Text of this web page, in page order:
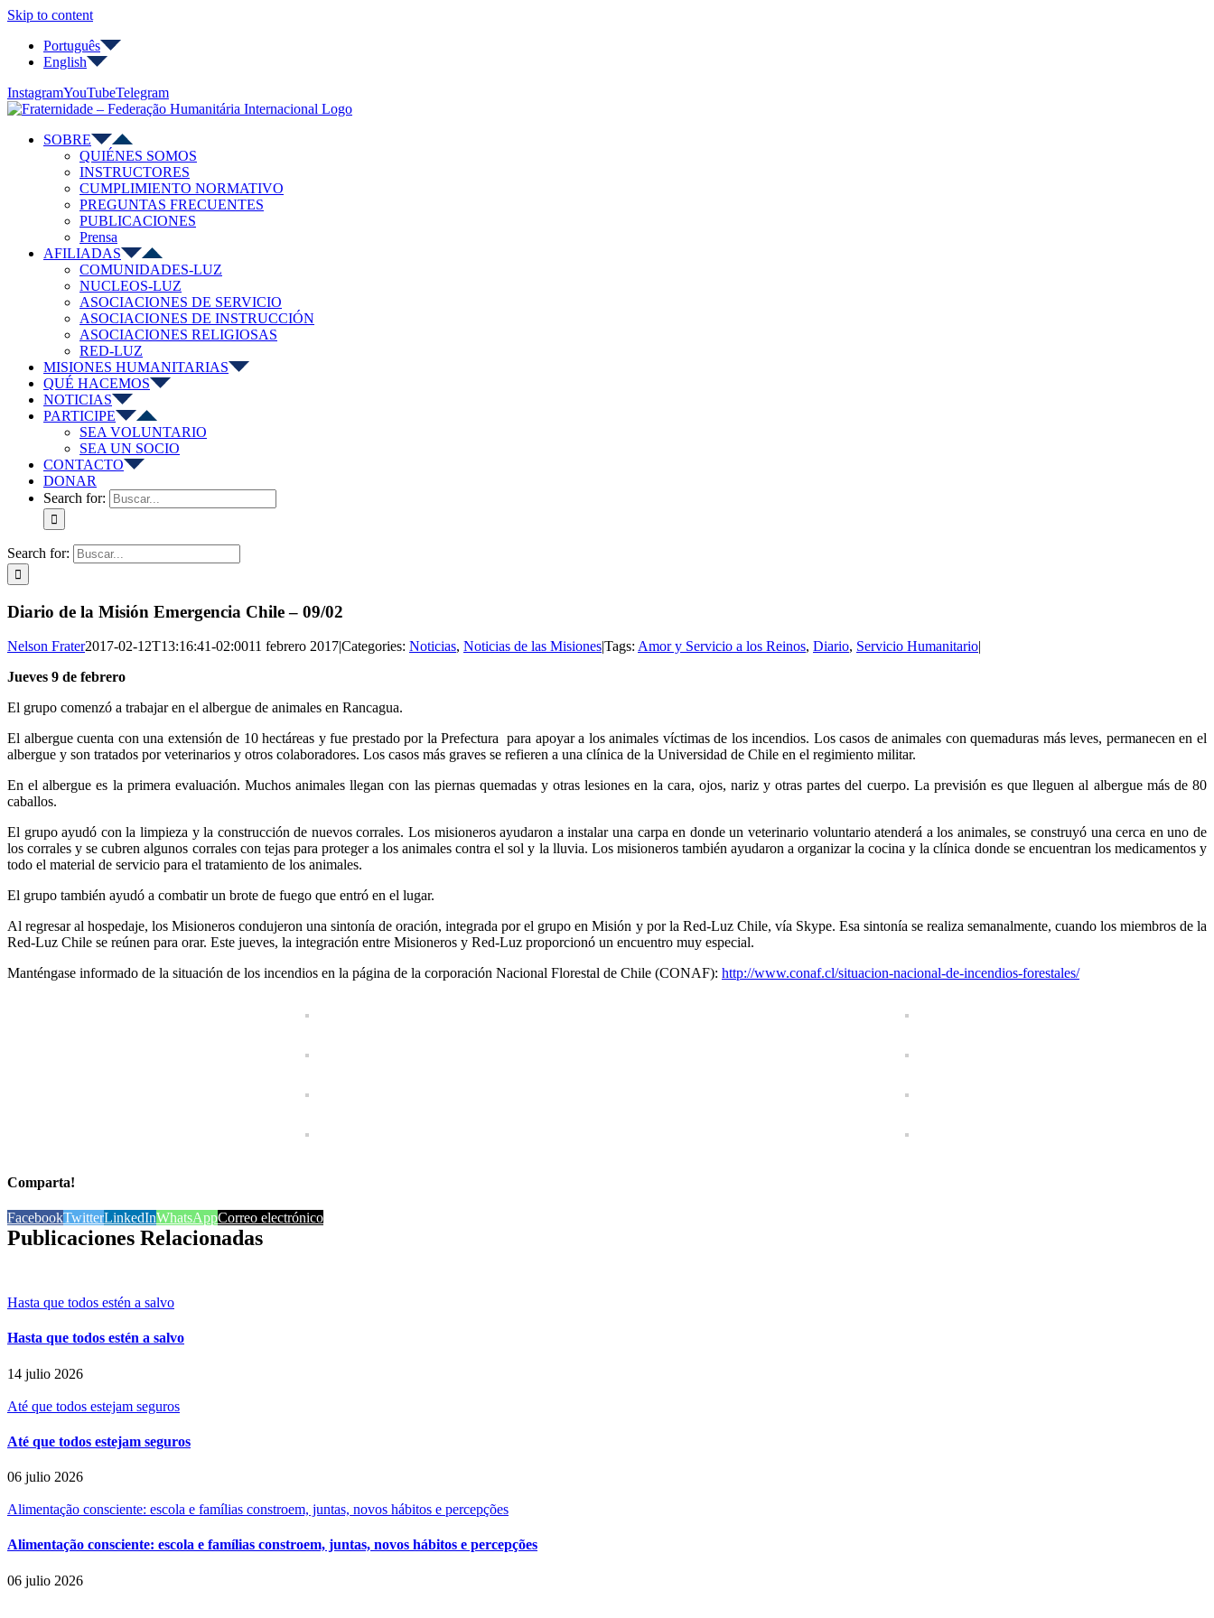
Skip to content
Português
English
InstagramYouTubeTelegram
SOBRE
QUIÉNES SOMOS
INSTRUCTORES
CUMPLIMIENTO NORMATIVO
PREGUNTAS FRECUENTES
PUBLICACIONES
Prensa
AFILIADAS
COMUNIDADES-LUZ
NUCLEOS-LUZ
ASOCIACIONES DE SERVICIO
ASOCIACIONES DE INSTRUCCIÓN
ASOCIACIONES RELIGIOSAS
RED-LUZ
MISIONES HUMANITARIAS
QUÉ HACEMOS
NOTICIAS
PARTICIPE
SEA VOLUNTARIO
SEA UN SOCIO
CONTACTO
DONAR
Search for:
Search for:
Diario de la Misión Emergencia Chile – 09/02
Nelson Frater2017-02-12T13:16:41-02:0011 febrero 2017|Categories: Noticias, Noticias de las Misiones|Tags: Amor y Servicio a los Reinos, Diario, Servicio Humanitario|
Jueves 9 de febrero
El grupo comenzó a trabajar en el albergue de animales en Rancagua.
El albergue cuenta con una extensión de 10 hectáreas y fue prestado por la Prefectura para apoyar a los animales víctimas de los incendios. Los casos de animales con quemaduras más leves, permanecen en el
albergue y son tratados por veterinarios y otros colaboradores. Los casos más graves se refieren a una clínica de la Universidad de Chile en el regimiento militar.
En el albergue es la primera evaluación. Muchos animales llegan con las piernas quemadas y otras lesiones en la cara, ojos, nariz y otras partes del cuerpo. La previsión es que lleguen al albergue más de 80
caballos.
El grupo ayudó con la limpieza y la construcción de nuevos corrales. Los misioneros ayudaron a instalar una carpa en donde un veterinario voluntario atenderá a los animales, se construyó una cerca en uno de
los corrales y se cubren algunos corrales con tejas para proteger a los animales contra el sol y la lluvia. Los misioneros también ayudaron a organizar la cocina y la clínica donde se encuentran los medicamentos y
todo el material de servicio para el tratamiento de los animales.
El grupo también ayudó a combatir un brote de fuego que entró en el lugar.
Al regresar al hospedaje, los Misioneros condujeron una sintonía de oración, integrada por el grupo en Misión y por la Red-Luz Chile, vía Skype. Esa sintonía se realiza semanalmente, cuando los miembros de la
Red-Luz Chile se reúnen para orar. Este jueves, la integración entre Misioneros y Red-Luz proporcionó un encuentro muy especial.
Manténgase informado de la situación de los incendios en la página de la corporación Nacional Florestal de Chile (CONAF): http://www.conaf.cl/situacion-nacional-de-incendios-forestales/
Comparta!
FacebookTwitterLinkedInWhatsAppCorreo electrónico
Publicaciones Relacionadas
Hasta que todos estén a salvo
Hasta que todos estén a salvo
14 julio 2026
Até que todos estejam seguros
Até que todos estejam seguros
06 julio 2026
Alimentação consciente: escola e famílias constroem, juntas, novos hábitos e percepções
Alimentação consciente: escola e famílias constroem, juntas, novos hábitos e percepções
06 julio 2026